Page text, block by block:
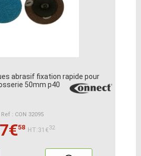
abrasif fixation rapide pour
50mm p40
Ref : CON 32095
58 HT:31€32